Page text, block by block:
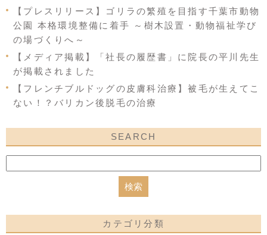
【プレスリリース】ゴリラの繁殖を目指す千葉市動物
公園 本格環境整備に着手 ～樹木設置・動物福祉学び
の場づくりへ～
【メディア掲載】「社長の履歴書」に院長の平川先生
が掲載されました
【フレンチブルドッグの皮膚科治療】被毛が生えてこ
ない！？バリカン後脱毛の治療
SEARCH
カテゴリ分類